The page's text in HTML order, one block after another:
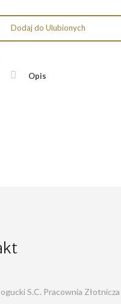
Dodaj do Ulubionych
Opis
S.C. Pracownia Złotnicza